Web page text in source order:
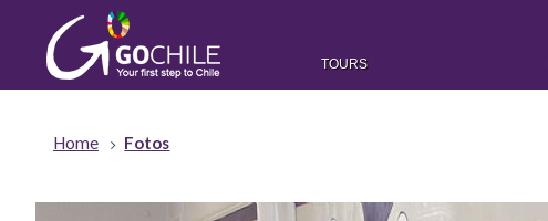
TOURS
Home Fotos